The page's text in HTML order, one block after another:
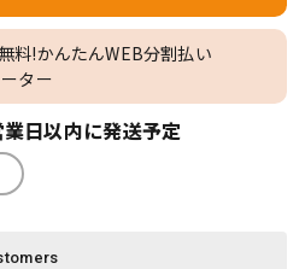
料!かんたんWEB分割払い
ター
日以内に発送予定